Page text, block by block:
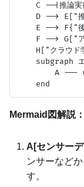
C --|推論
D --> E["
E --> F{"後
F --> G["ア
H["クラウド
subgraph エ
A ---
Mermaid図解説：
A[センサー
ンサーなど
す。